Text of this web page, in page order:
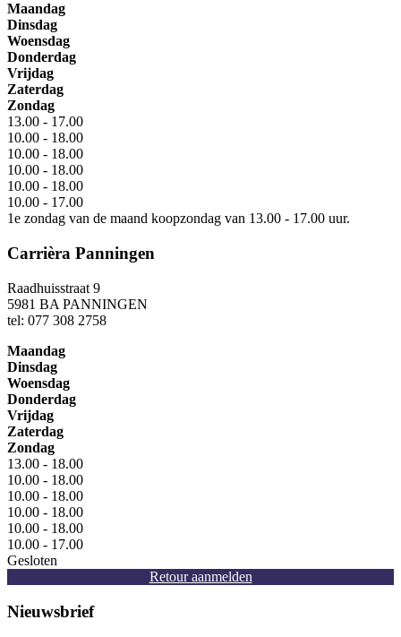
Maandag
Dinsdag
Woensdag
Donderdag
Vrijdag
Zaterdag
Zondag
13.00 - 17.00
10.00 - 18.00
10.00 - 18.00
10.00 - 18.00
10.00 - 18.00
10.00 - 17.00
1e zondag van de maand koopzondag van 13.00 - 17.00 uur.
Carrièra Panningen
Raadhuisstraat 9
5981 BA PANNINGEN
tel: 077 308 2758
Maandag
Dinsdag
Woensdag
Donderdag
Vrijdag
Zaterdag
Zondag
13.00 - 18.00
10.00 - 18.00
10.00 - 18.00
10.00 - 18.00
10.00 - 18.00
10.00 - 17.00
Gesloten
Retour aanmelden
Nieuwsbrief